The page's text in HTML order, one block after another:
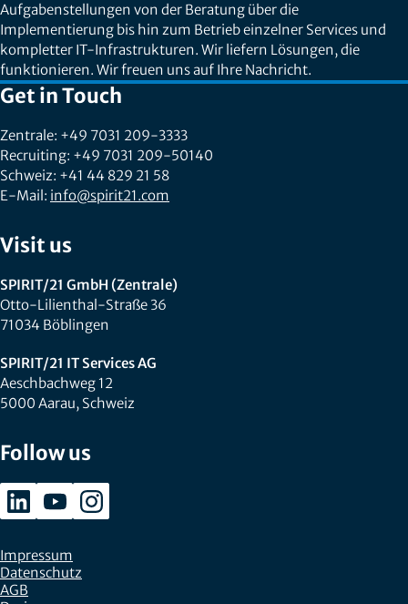
Aufgabenstellungen von der Beratung über die
Implementierung bis hin zum Betrieb einzelner Services und
kompletter IT-Infrastrukturen. Wir liefern Lösungen, die
funktionieren. Wir freuen uns auf Ihre Nachricht.
Get in Touch
Zentrale: +49 7031 209-3333
Recruiting: +49 7031 209-50140
Schweiz: +41 44 829 21 58
E-Mail: info@spirit21.com
Visit us
SPIRIT/21 GmbH (Zentrale)
Otto-Lilienthal-Straße 36
71034 Böblingen
SPIRIT/21 IT Services AG
Aeschbachweg 12
5000 Aarau, Schweiz
Follow us
Impressum
Datenschutz
AGB